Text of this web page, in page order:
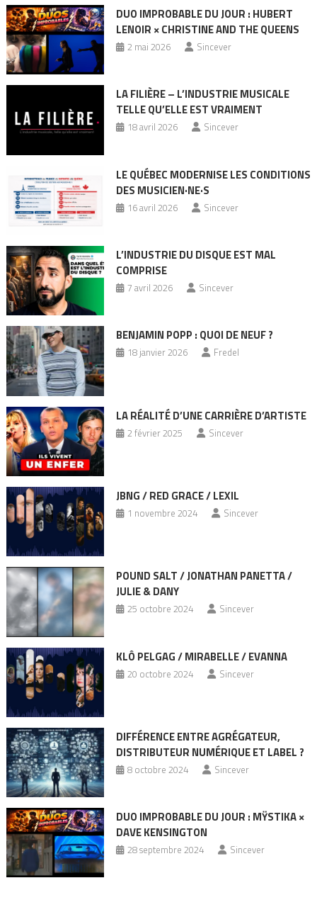
DUO IMPROBABLE DU JOUR : HUBERT
LENOIR × CHRISTINE AND THE QUEENS
2 mai 2026 Sincever
LA FILIÈRE – L’INDUSTRIE MUSICALE
TELLE QU’ELLE EST VRAIMENT
18 avril 2026 Sincever
LE QUÉBEC MODERNISE LES CONDITIONS
DES MUSICIEN·NE·S
16 avril 2026 Sincever
L’INDUSTRIE DU DISQUE EST MAL
COMPRISE
7 avril 2026 Sincever
BENJAMIN POPP : QUOI DE NEUF ?
18 janvier 2026 Fredel
LA RÉALITÉ D’UNE CARRIÈRE D’ARTISTE
2 février 2025 Sincever
JBNG / RED GRACE / LEXIL
1 novembre 2024 Sincever
POUND SALT / JONATHAN PANETTA /
JULIE & DANY
25 octobre 2024 Sincever
KLÔ PELGAG / MIRABELLE / EVANNA
20 octobre 2024 Sincever
DIFFÉRENCE ENTRE AGRÉGATEUR,
DISTRIBUTEUR NUMÉRIQUE ET LABEL ?
8 octobre 2024 Sincever
DUO IMPROBABLE DU JOUR : MŸSTIKA ×
DAVE KENSINGTON
28 septembre 2024 Sincever